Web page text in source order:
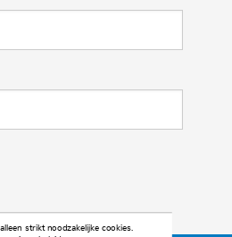
strikt noodzakelijke cookies.